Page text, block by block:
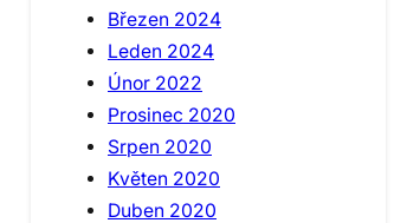
Březen 2024
Leden 2024
Únor 2022
Prosinec 2020
Srpen 2020
Květen 2020
Duben 2020